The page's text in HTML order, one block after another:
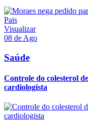
Visualizar
08 de Ago
Saúde
Controle do colesterol
cardiologista